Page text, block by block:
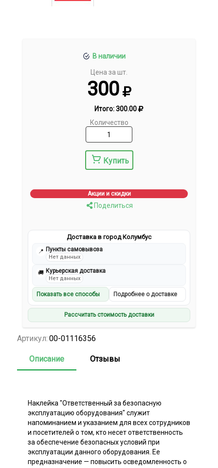
В наличии
Цена за шт.
300
Итого:300.00
Количество
Купить
Акции и скидки
Поделиться
Доставка в город Колумбус
📍 Пункты самовывоза
Нет данных
🚚 Курьерская доставка
Нет данных
Показать все способы Подробнее о доставке
Рассчитать стоимость доставки
Артикул: 00-01116356
Описание Отзывы
Наклейка "Ответственный за безопасную
эксплуатацию оборудования" служит
напоминанием и указанием для всех сотрудников
и посетителей о том, кто несет ответственность
за обеспечение безопасных условий при
эксплуатации данного оборудования. Ее
предназначение — повысить осведомленность о